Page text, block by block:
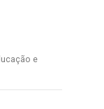
e